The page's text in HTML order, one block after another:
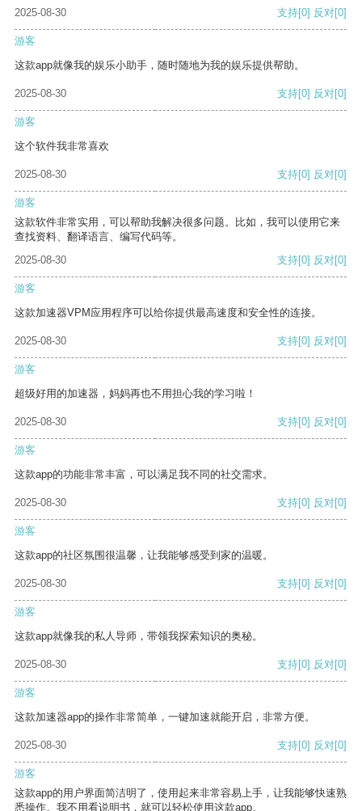
2025-08-30
支持[0] 反对[0]
游客
这款app就像我的娱乐小助手，随时随地为我的娱乐提供帮助。
2025-08-30 支持[0] 反对[0]
游客
这个软件我非常喜欢
2025-08-30 支持[0] 反对[0]
游客
这款软件非常实用，可以帮助我解决很多问题。比如，我可以使用它来
查找资料、翻译语言、编写代码等。
2025-08-30
支持[0] 反对[0]
游客
这款加速器VPM应用程序可以给你提供最高速度和安全性的连接。
2025-08-30 支持[0] 反对[0]
游客
超级好用的加速器，妈妈再也不用担心我的学习啦！
2025-08-30 支持[0] 反对[0]
游客
这款app的功能非常丰富，可以满足我不同的社交需求。
2025-08-30 支持[0] 反对[0]
游客
这款app的社区氛围很温馨，让我能够感受到家的温暖。
2025-08-30 支持[0] 反对[0]
游客
这款app就像我的私人导师，带领我探索知识的奥秘。
2025-08-30 支持[0] 反对[0]
游客
这款加速器app的操作非常简单，一键加速就能开启，非常方便。
2025-08-30 支持[0] 反对[0]
游客
这款app的用户界面简洁明了，使用起来非常容易上手，让我能够快速熟
悉操作。我不用看说明书，就可以轻松使用这款app。